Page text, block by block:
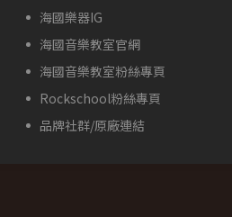
海國樂器IG
海國音樂教室官網
海國音樂教室粉絲專頁
Rockschool粉絲專頁
品牌社群/原廠連結